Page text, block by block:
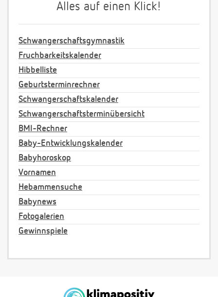
Alles auf einen Klick!
Schwangerschaftsgymnastik
Fruchbarkeitskalender
Hibbelliste
Geburtsterminrechner
Schwangerschaftskalender
Schwangerschaftsterminübersicht
BMI-Rechner
Baby-Entwicklungskalender
Babyhoroskop
Vornamen
Hebammensuche
Babynews
Fotogalerien
Gewinnspiele